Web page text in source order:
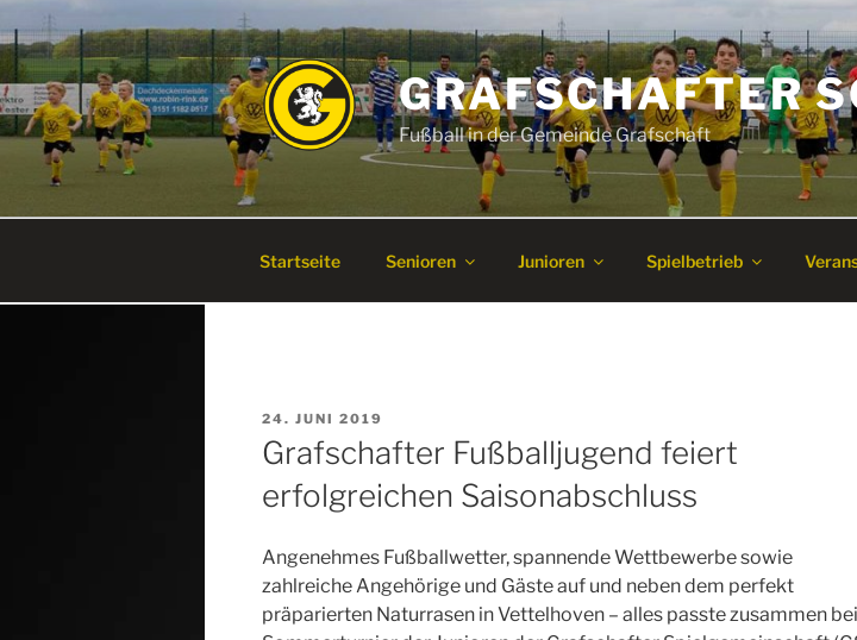
Inhalt
springen
GRAFSCHAFTER
Fußball in der Gemeinde Grafschaft
Startseite Senioren Junioren Spielbetrieb
VERÖFFENTLICHT
AM
24. JUNI 2019
Grafschafter Fußballjugend feiert
erfolgreichen Saisonabschluss
Angenehmes Fußballwetter, spannende Wettbewerbe sowie
zahlreiche Angehörige und Gäste auf und neben dem perfekt
präparierten Naturrasen in Vettelhoven – alles passte zusammen